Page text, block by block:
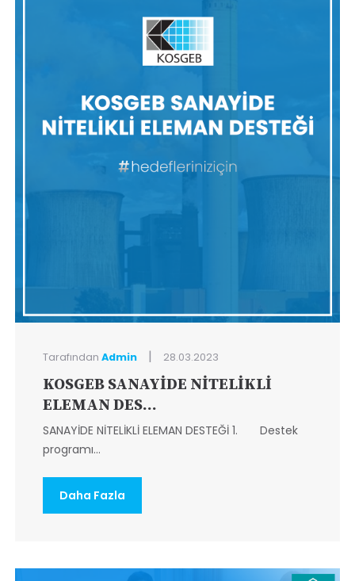
Tarafından Admin | 28.03.2023
KOSGEB SANAYİDE NİTELİKLİ
ELEMAN DES...
SANAYİDE NİTELİKLİ ELEMAN DESTEĞİ 1. Destek
programı...
Daha Fazla